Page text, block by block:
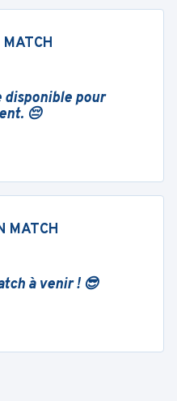
MATCH
pour
😔
MATCH
à venir ! 😎